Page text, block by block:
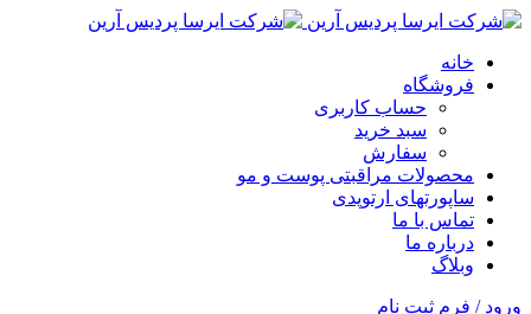
خانه
فروشگاه
حساب کاربری
سبد خرید
سفارش
محصولات مراقبتی پوست و مو
ساپورتهای ارتوپدی
تماس با ما
درباره ما
وبلاگ
ورود / فرم ثبت نام